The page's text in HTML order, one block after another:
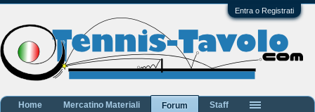
Entra o Registrati
Home Mercatino Materiali
Forum
Staff